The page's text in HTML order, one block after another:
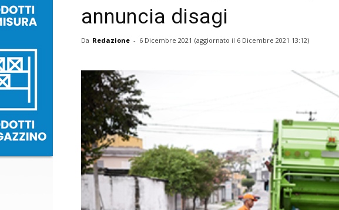
annuncia disagi
Da Redazione - 6 Dicembre 2021 (aggiornato il 6 Dicembre 2021 13:12)